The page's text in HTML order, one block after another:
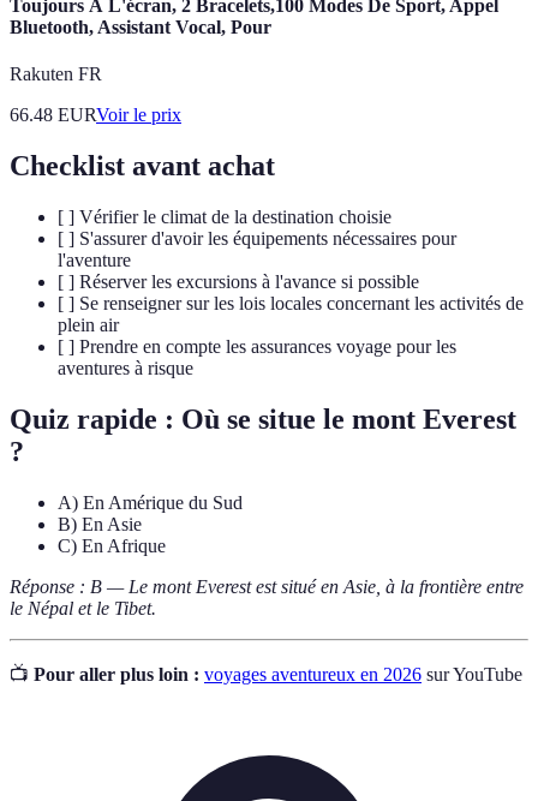
Toujours À L'écran, 2 Bracelets,100 Modes De Sport, Appel
Bluetooth, Assistant Vocal, Pour
Rakuten FR
66.48 EURVoir le prix
Checklist avant achat
[ ] Vérifier le climat de la destination choisie
[ ] S'assurer d'avoir les équipements nécessaires pour
l'aventure
[ ] Réserver les excursions à l'avance si possible
[ ] Se renseigner sur les lois locales concernant les activités de
plein air
[ ] Prendre en compte les assurances voyage pour les
aventures à risque
Quiz rapide : Où se situe le mont Everest
?
A) En Amérique du Sud
B) En Asie
C) En Afrique
Réponse : B — Le mont Everest est situé en Asie, à la frontière entre
le Népal et le Tibet.
📺 Pour aller plus loin : voyages aventureux en 2026 sur YouTube